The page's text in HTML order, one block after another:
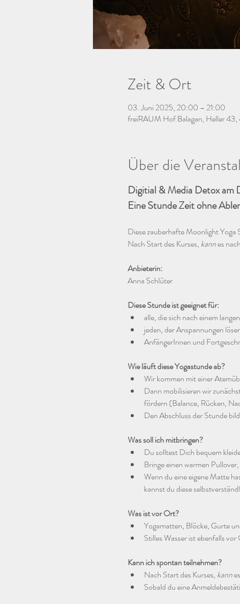
Zeit & Ort
03. Juni 2025, 20:00 – 21:00
freiRAUM Hof Balagan, Heller
Über die
Digitial & Media Detox am
Eine Stunde Zeit ohne
Diese zauberhafte Moonlight Yoga
Nach Start des Kurses, kann es
Anbieterin:
Anna Schlüter
Diese Stunde ist geeignet für:
alle, die sich nach einem
jeden, der Anspannungen
AnfängerInnen und
Wie läuft diese Yogastunde ab?
Wir kommen mit einer
Dann mobilisieren wir
fördern (Balance, Rücken,
Den Abschluss der Stunde
Was soll ich mitbringen?
Du solltest Dich bequem
Bringe einen warmen
Wenn du eine eigene Matte
kannst du diese
Was ist vor Ort?
Yogamatten, Blöcke, Gurte
Stilles Wasser ist ebenfalls
Kann ich spontan teilnehmen?
Nach Start des Kurses, kann
Sobald du eine